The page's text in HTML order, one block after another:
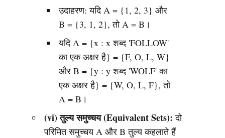
उदाहरण: यदि A = {1, 2, 3} और
B = {3, 1, 2}, तो A = B।
यदि A = {x : x शब्द 'FOLLOW'
का एक अक्षर है} = {F, O, L, W}
और B = {y : y शब्द 'WOLF' का
एक अक्षर है} = {W, O, L, F}, तो
A = B।
(vi) तुल्य समुच्चय (Equivalent Sets): दो
परिमित समुच्चय A और B तुल्य कहलाते हैं